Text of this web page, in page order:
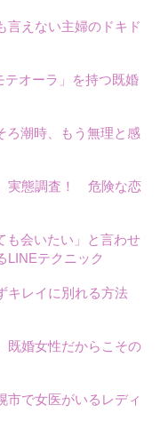
言えない主婦のドキド
オーラ」を持つ既婚
潮時、もう無理と感
実態調査！ 危険な恋
も会いたい」と言わせ
LINEテクニック
レイに別れる方法
既婚女性だからこその
市で女医がいるレディ